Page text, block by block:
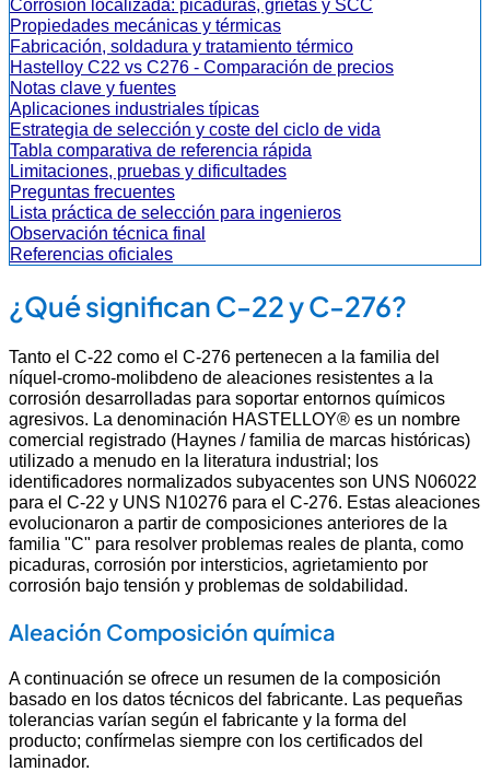
Corrosión localizada: picaduras, grietas y SCC
Propiedades mecánicas y térmicas
Fabricación, soldadura y tratamiento térmico
Hastelloy C22 vs C276 - Comparación de precios
Notas clave y fuentes
Aplicaciones industriales típicas
Estrategia de selección y coste del ciclo de vida
Tabla comparativa de referencia rápida
Limitaciones, pruebas y dificultades
Preguntas frecuentes
Lista práctica de selección para ingenieros
Observación técnica final
Referencias oficiales
¿Qué significan C-22 y C-276?
Tanto el C-22 como el C-276 pertenecen a la familia del
níquel-cromo-molibdeno de aleaciones resistentes a la
corrosión desarrolladas para soportar entornos químicos
agresivos. La denominación HASTELLOY® es un nombre
comercial registrado (Haynes / familia de marcas históricas)
utilizado a menudo en la literatura industrial; los
identificadores normalizados subyacentes son UNS N06022
para el C-22 y UNS N10276 para el C-276. Estas aleaciones
evolucionaron a partir de composiciones anteriores de la
familia "C" para resolver problemas reales de planta, como
picaduras, corrosión por intersticios, agrietamiento por
corrosión bajo tensión y problemas de soldabilidad.
Aleación Composición química
A continuación se ofrece un resumen de la composición
basado en los datos técnicos del fabricante. Las pequeñas
tolerancias varían según el fabricante y la forma del
producto; confírmelas siempre con los certificados del
laminador.